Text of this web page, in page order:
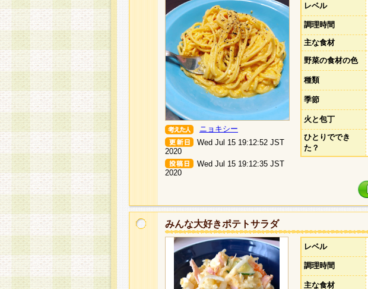
ニョキシー
Wed Jul 15 19:12:52 JST
2020
Wed Jul 15 19:12:35 JST
2020
レベル
調理時間
主な食材
野菜の食材の色
種類
季節
火と包丁
ひとりででき
た？
みんな大好きポテトサラダ
レベル
調理時間
主な食材